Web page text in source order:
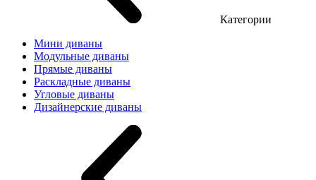
Категории
Мини диваны
Модульные диваны
Прямые диваны
Раскладные диваны
Угловые диваны
Дизайнерские диваны